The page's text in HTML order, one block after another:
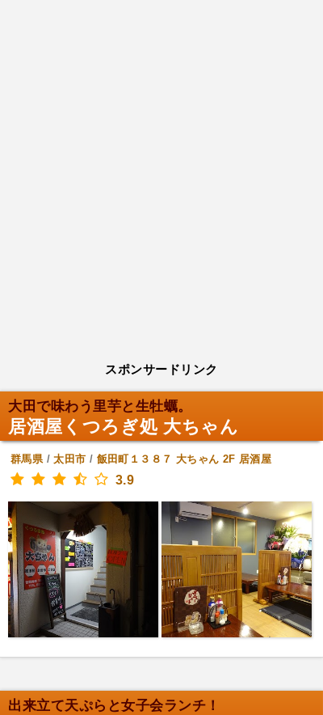
スポンサードリンク
大田で味わう里芋と生牡蠣。
居酒屋くつろぎ処 大ちゃん
群馬県/太田市 / 飯田町１３８７ 大ちゃん 2F 居酒屋
3.9
出来立て天ぷらと女子会ランチ！